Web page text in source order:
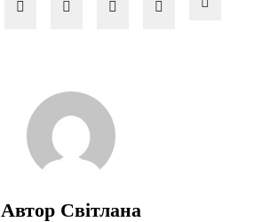
Автор Світлана